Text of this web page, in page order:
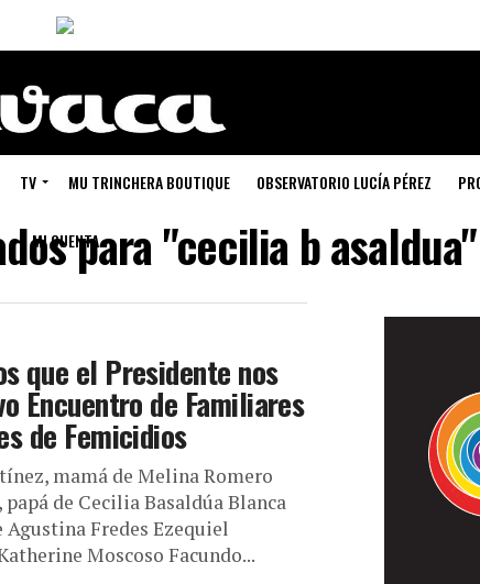
TV MU TRINCHERA BOUTIQUE OBSERVATORIO LUCÍA PÉREZ
MI CUENTApara "cecilia b asaldua"
que el Presidente nos
Encuentro de Familiares
de Femicidios
mamá de Melina Romero
de Cecilia Basaldúa Blanca
Agustina Fredes Ezequiel
Moscoso Facundo...